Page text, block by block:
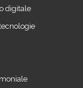
digitale